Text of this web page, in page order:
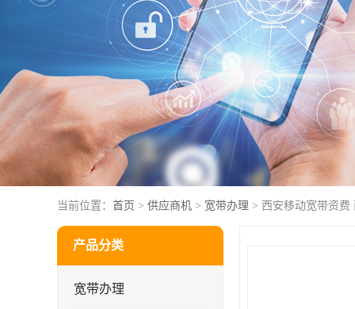
当前位置： 首页 > 供应商机 > 宽带办理 > 西安移动宽带资费
产品分类
宽带办理